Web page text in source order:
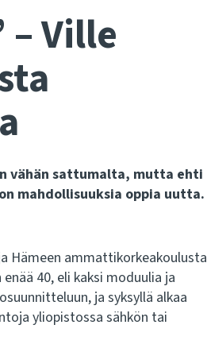
–Ville
vähän sattumalta, mutta ehti
mahdollisuuksia oppia uutta.
Hämeen ammattikorkeakoulusta
40, eli kaksi moduulia ja
ja syksyllä alkaa
yliopistossa sähkön tai